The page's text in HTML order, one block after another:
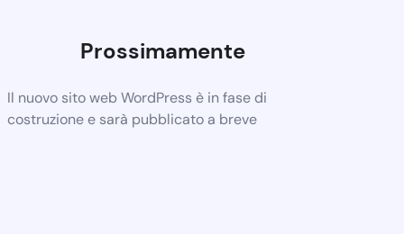
Prossimamente
Il nuovo sito web WordPress è in fase di
costruzione e sarà pubblicato a breve